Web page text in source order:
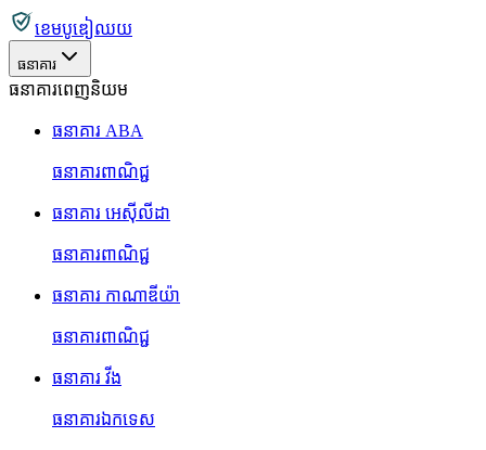
ខេមបូឌៀឈយ
ធនាគារ
ធនាគារពេញនិយម
ធនាគារ ABA
ធនាគារពាណិជ្ជ
ធនាគារ អេស៊ីលីដា
ធនាគារពាណិជ្ជ
ធនាគារ កាណាឌីយ៉ា
ធនាគារពាណិជ្ជ
ធនាគារ វីង
ធនាគារឯកទេស